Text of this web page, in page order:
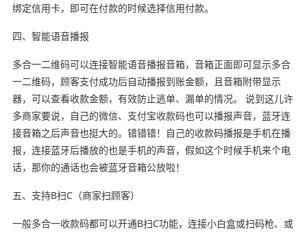
绑定信用卡，即可在付款的时候选择信用付款。
四、智能语音播报
多合一二维码可以连接智能语音播报音箱，音箱正面即可显示多合
一二维码，顾客支付成功后自动播报到账金额，且音箱附带显示
器，可以查看收款金额，有效防止逃单、漏单的情况。 说到这儿许
多商家要说，自己的微信、支付宝收款码也可以播报声音，蓝牙连
接音箱之后声音也挺大的。错错错！自己的收款码播报是手机在播
报，连接蓝牙后播放的也是手机的声音，假如这个时候手机来个电
话，那你的通话也会被蓝牙音箱公放啦！
五、支持B扫C（商家扫顾客）
一般多合一收款码都可以开通B扫C功能，连接小白盒或扫码枪、或